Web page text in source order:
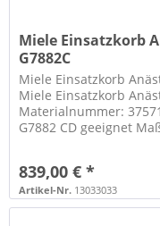
Miele Einsatzkorb
G7882C
Miele Einsatzkorb
Miele Einsatzkorb
Materialnummer:
G7882 CD geeignet
839,00 € *
Artikel-Nr. 13033033